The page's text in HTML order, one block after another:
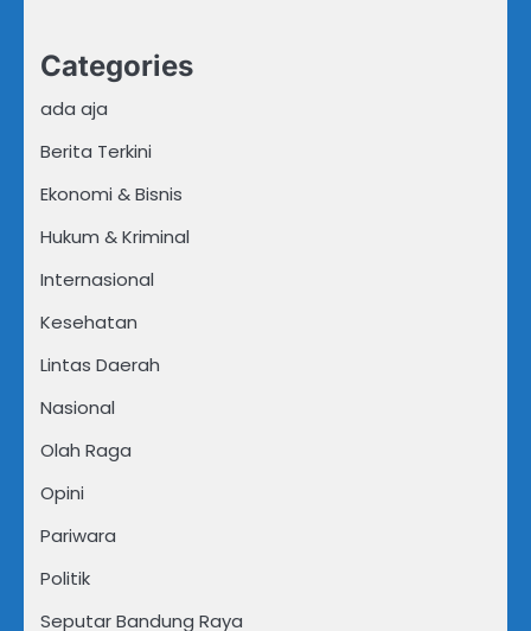
Categories
ada aja
Berita Terkini
Ekonomi & Bisnis
Hukum & Kriminal
Internasional
Kesehatan
Lintas Daerah
Nasional
Olah Raga
Opini
Pariwara
Politik
Seputar Bandung Raya